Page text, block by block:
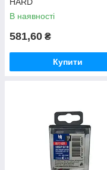
В наявності
581,60 ₴
Купити